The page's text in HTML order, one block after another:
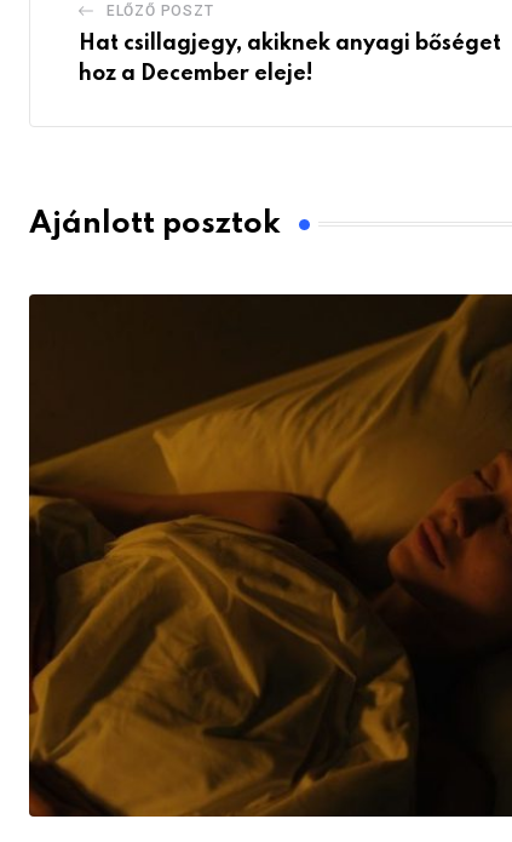
ELŐZŐ POSZT
Hat csillagjegy, akiknek anyagi bőséget
hoz a December eleje!
Ajánlott posztok